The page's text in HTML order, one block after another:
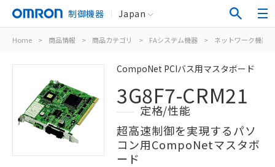
制御機器 Japan
Home > 商品情報 > 商品カテゴリ > FAシステム機器 > ネットワーク機器
CompoNet PCIバス用マスタボード
3G8F7-CRM21
定格/性能
超高速制御を実現するパソ
コン用CompoNetマスタボ
ード